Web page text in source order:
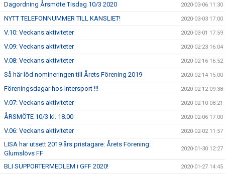
Dagordning Årsmöte Tisdag 10/3 2020 2020-03-06 11:30
NYTT TELEFONNUMMER TILL KANSLIET! 2020-03-03 17:00
V.10: Veckans aktiviteter 2020-03-01 17:59
V.09: Veckans aktiviteter 2020-02-23 16:04
V.08: Veckans aktiviteter 2020-02-16 16:52
Så här löd nomineringen till Årets Förening 2019 2020-02-14 15:00
Föreningsdagar hos Intersport !!! 2020-02-12 09:38
V.07: Veckans aktiviteter 2020-02-10 08:21
ÅRSMÖTE 10/3 kl. 18.00 2020-02-06 17:00
V.06: Veckans aktiviteter 2020-02-02 11:57
LISA har utsett 2019 års pristagare: Årets Förening:
Glumslövs FF
2020-01-30 12:27
BLI SUPPORTERMEDLEM i GFF 2020! 2020-01-27 14:45